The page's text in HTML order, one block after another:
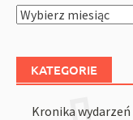
Archiwum
KATEGORIE
Kronika wydarzeń